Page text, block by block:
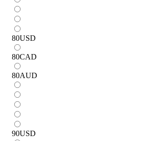
80USD
80CAD
80AUD
90USD